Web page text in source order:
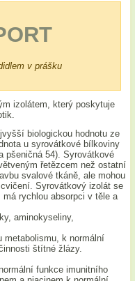
v prášku
izolátem, který poskytuje
biologickou hodnotu ze
u syrovátkové bílkoviny
pšeničná 54). Syrovátkové
řetězcem než ostatní
svalové tkáně, ale mohou
Syrovátkový izolát se
rychlou absorpci v těle a
aminokyseliny,
metabolismu, k normální
štítné žlázy.
funkce imunitního